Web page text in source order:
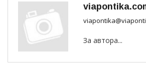
За автора...